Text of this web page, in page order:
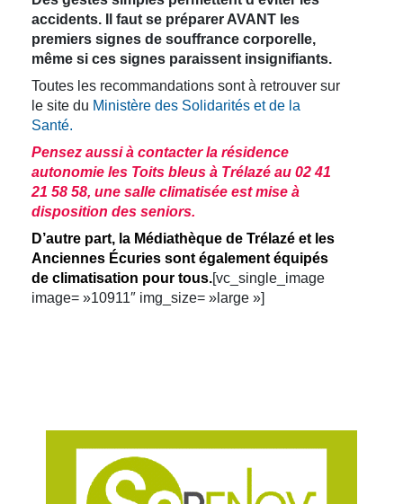
accidents. Il faut se préparer AVANT les
premiers signes de souffrance corporelle,
même si ces signes paraissent insignifiants.
Toutes les recommandations sont à retrouver sur
le site du Ministère des Solidarités et de la
Santé.
Pensez aussi à contacter la résidence
autonomie les Toits bleus à Trélazé au 02 41
21 58 58, une salle climatisée est mise à
disposition des seniors.
D’autre part, la Médiathèque de Trélazé et les
Anciennes Écuries sont également équipés
de climatisation pour tous.[vc_single_image
image= »10911″ img_size= »large »]